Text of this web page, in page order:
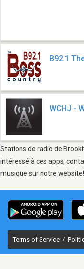
B92.1
WCHJ -
Stations de radio de
intéressé à ces apps,
musique sur notre website!
Terms of Service /